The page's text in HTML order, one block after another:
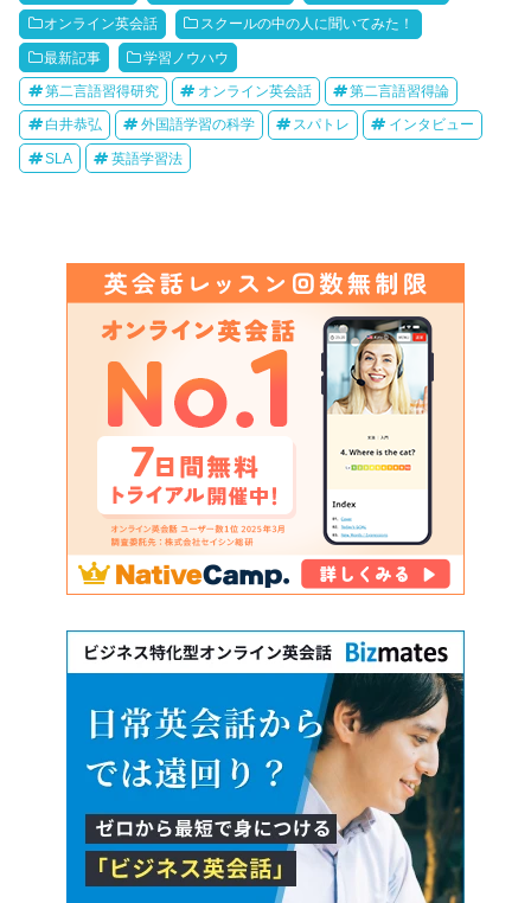
オンライン英会話 スクールの中の人に聞いてみた！
最新記事 学習ノウハウ
第二言語習得研究 オンライン英会話 第二言語習得論
白井恭弘 外国語学習の科学 スパトレ インタビュー
SLA 英語学習法